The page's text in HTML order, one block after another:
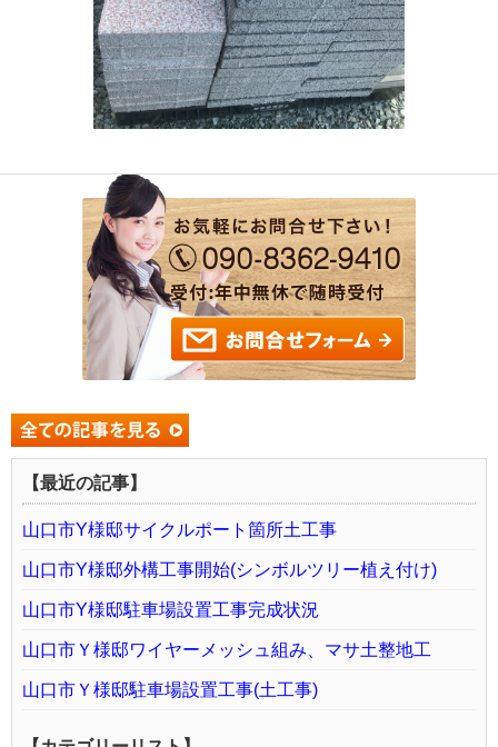
【最近の記事】
山口市Y様邸サイクルポート箇所土工事
山口市Y様邸外構工事開始(シンボルツリー植え付け)
山口市Y様邸駐車場設置工事完成状況
山口市Ｙ様邸ワイヤーメッシュ組み、マサ土整地工
山口市Ｙ様邸駐車場設置工事(土工事)